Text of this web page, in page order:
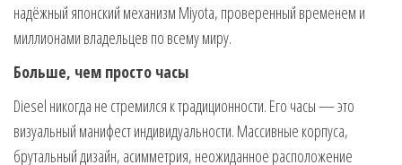
надёжный японский механизм Miyota, проверенный временем и
миллионами владельцев по всему миру.
Больше, чем просто часы
Diesel никогда не стремился к традиционности. Его часы — это
визуальный манифест индивидуальности. Массивные корпуса,
брутальный дизайн, асимметрия, неожиданное расположение